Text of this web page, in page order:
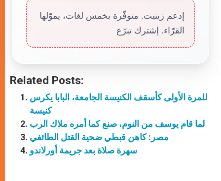
إدعم زينيت. متوفّرة بخمس لغات، يموّلها
القرّاء. إشترك تبرّع
Related Posts:
للمرة الأولى كأسقف الكنيسة الجامعة، البابا يكرس
كنيسة
لما قام يوسف من النوم، صنع كما أمره ملاك الرب
مصر: كاهن قبطي ضحية القتل الطائفي
سهرة صلاة بعد جريمة أورلاندو